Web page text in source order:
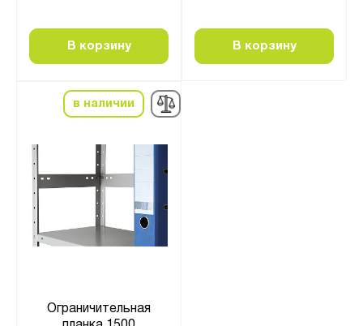
В корзину В корзину
в наличии
Ограничительная